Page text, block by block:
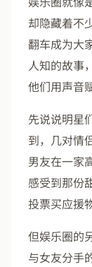
却隐藏着不
翻车成为大
人知的故事
他们用声音
先说说明星
到，几对情
男友在一家
感受到那份
投票买应援
但娱乐圈的
与女友分手